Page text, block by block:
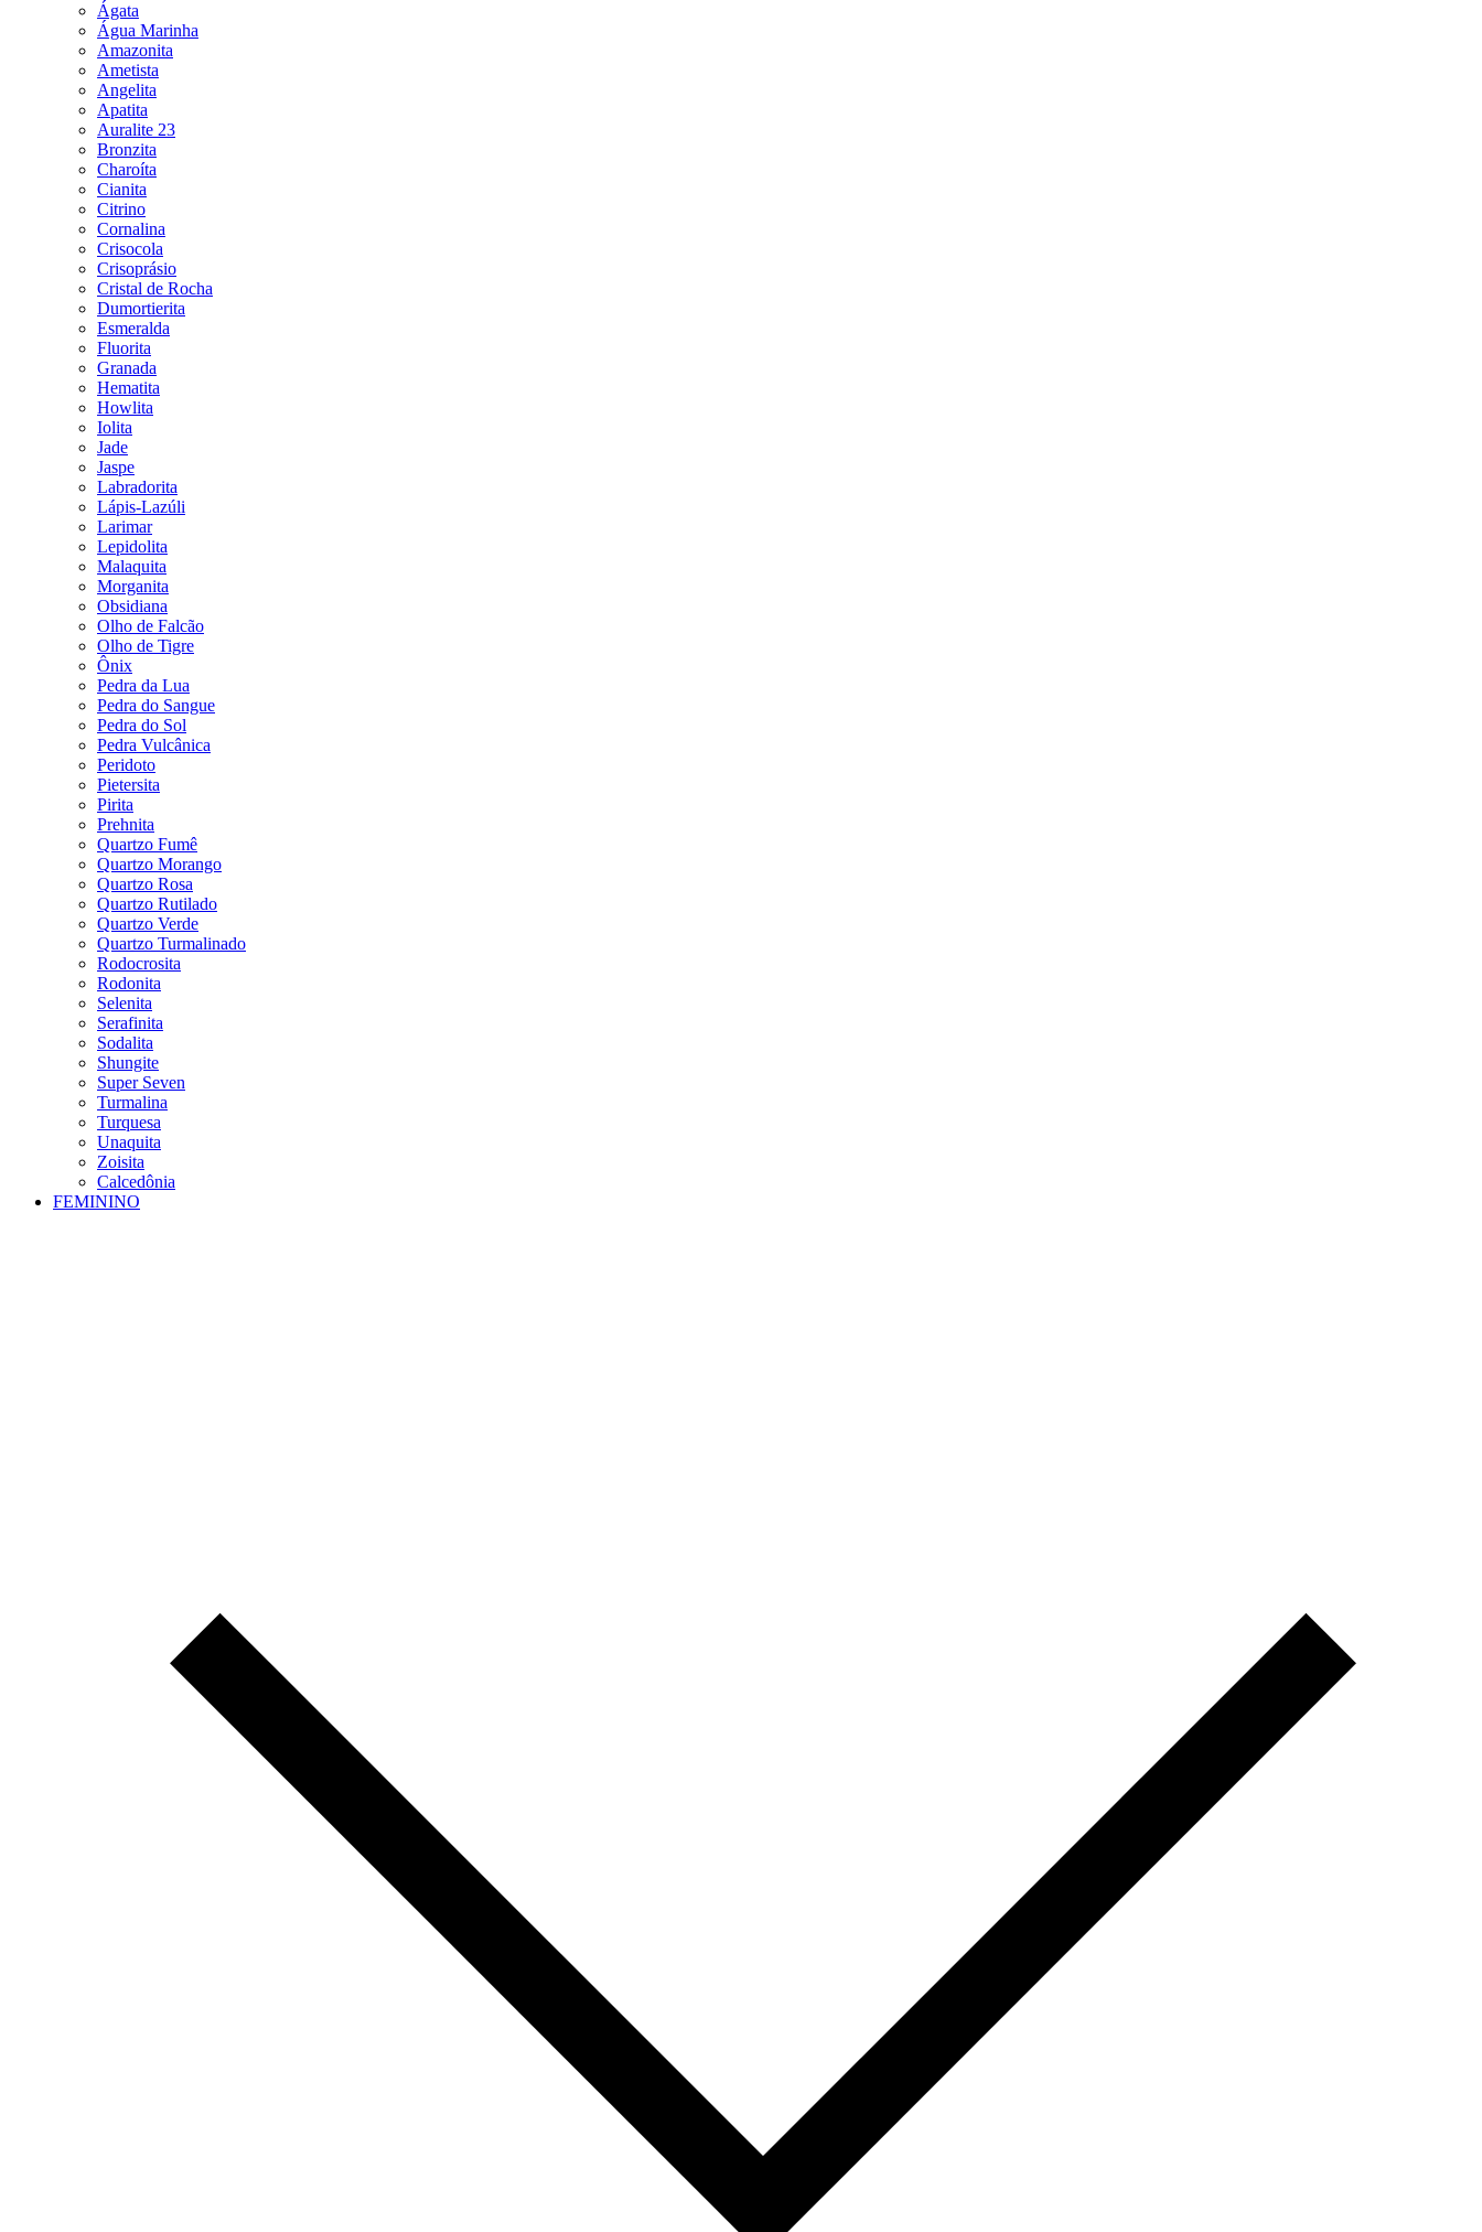
Ágata
Água Marinha
Amazonita
Ametista
Angelita
Apatita
Auralite 23
Bronzita
Charoíta
Cianita
Citrino
Cornalina
Crisocola
Crisoprásio
Cristal de Rocha
Dumortierita
Esmeralda
Fluorita
Granada
Hematita
Howlita
Iolita
Jade
Jaspe
Labradorita
Lápis-Lazúli
Larimar
Lepidolita
Malaquita
Morganita
Obsidiana
Olho de Falcão
Olho de Tigre
Ônix
Pedra da Lua
Pedra do Sangue
Pedra do Sol
Pedra Vulcânica
Peridoto
Pietersita
Pirita
Prehnita
Quartzo Fumê
Quartzo Morango
Quartzo Rosa
Quartzo Rutilado
Quartzo Verde
Quartzo Turmalinado
Rodocrosita
Rodonita
Selenita
Serafinita
Sodalita
Shungite
Super Seven
Turmalina
Turquesa
Unaquita
Zoisita
Calcedônia
FEMININO